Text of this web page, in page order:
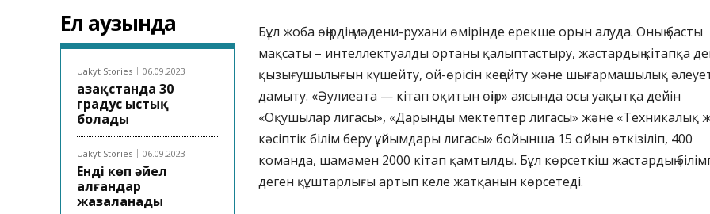
Ел аузында
Uakyt Stories 06.09.2023
Қазақстанда 30
градус ыстық
болады
Uakyt Stories 06.09.2023
Енді көп әйел
алғандар
жазаланады
Бұл жоба өңірдің мәдени-рухани өмірінде ерекше орын алуда. Оның басты
мақсаты – интеллектуалды ортаны қалыптастыру, жастардың кітапқа
қызығушылығын күшейту, ой-өрісін кеңейту және шығармашылық
дамыту. «Әулиеата — кітап оқитын өңір» аясында осы уақытқа дейін
«Оқушылар лигасы», «Дарынды мектептер лигасы» және «Техникалық
кәсіптік білім беру ұйымдары лигасы» бойынша 15 ойын өткізіліп, 400
команда, шамамен 2000 кітап қамтылды. Бұл көрсеткіш жастардың
деген құштарлығы артып келе жатқанын көрсетеді.